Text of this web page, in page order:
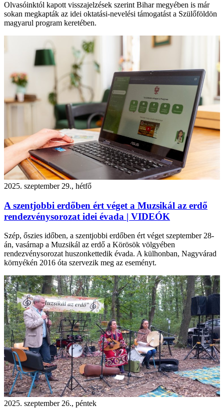
Olvasóinktól kapott visszajelzések szerint Bihar megyében is már
sokan megkapták az idei oktatási-nevelési támogatást a Szülőföldön
magyarul program keretében.
2025. szeptember 29., hétfő
A szentjobbi erdőben ért véget a Muzsikál az erdő
rendezvénysorozat idei évada | VIDEÓK
Szép, őszies időben, a szentjobbi erdőben ért véget szeptember 28-
án, vasárnap a Muzsikál az erdő a Körösök völgyében
rendezvénysorozat huszonkettedik évada. A külhonban, Nagyvárad
környékén 2016 óta szervezik meg az eseményt.
2025. szeptember 26., péntek